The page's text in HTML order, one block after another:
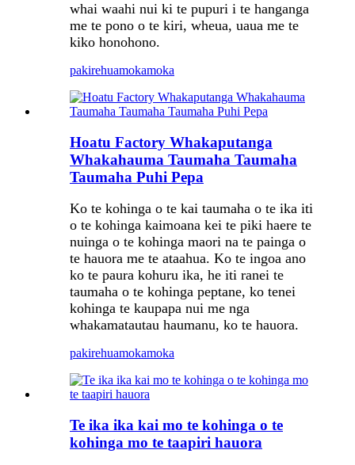
whai waahi nui ki te pupuri i te hanganga
me te pono o te kiri, wheua, uaua me te
kiko honohono.
pakirehuamokamoka
Hoatu Factory Whakaputanga
Whakahauma Taumaha Taumaha
Taumaha Puhi Pepa
Ko te kohinga o te kai taumaha o te ika iti
o te kohinga kaimoana kei te piki haere te
nuinga o te kohinga maori na te painga o
te hauora me te ataahua. Ko te ingoa ano
ko te paura kohuru ika, he iti ranei te
taumaha o te kohinga peptane, ko tenei
kohinga te kaupapa nui me nga
whakamatautau haumanu, ko te hauora.
pakirehuamokamoka
Te ika ika kai mo te kohinga o te
kohinga mo te taapiri hauora